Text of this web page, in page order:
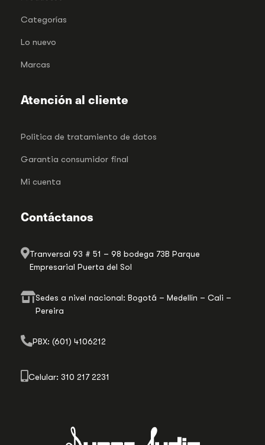
Categorías
Lo nuevo
Marcas
Atención al cliente
Politica de tratamiento de datos
Garantia consumidor final
Mi cuenta
Contáctanos
Tranversal 93 # 51 – 98 bodega 73B Parque
Empresarial Puerta del Sol
Sedes a nivel nacional: Bogotá – Medellín – Cali –
Pereira
PBX: (601) 4106212
Celular: 310 217 2231